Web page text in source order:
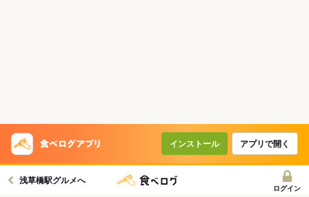
インストール アプリで開く
浅草橋駅グルメへ
ログイン